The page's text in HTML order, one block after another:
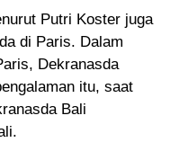
Putri Koster juga
di Paris. Dalam
Dekranasda
itu, saat
Bali